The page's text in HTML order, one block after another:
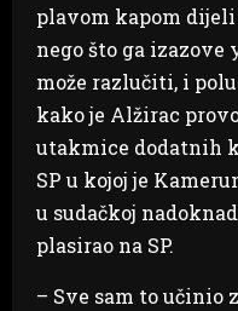
plavom kapom
nego što ga izazove
može razlučiti, i
kako je Alžirac
utakmice dodatnih
SP u kojoj je
u sudačkoj
plasirao na SP.
– Sve sam to učinio